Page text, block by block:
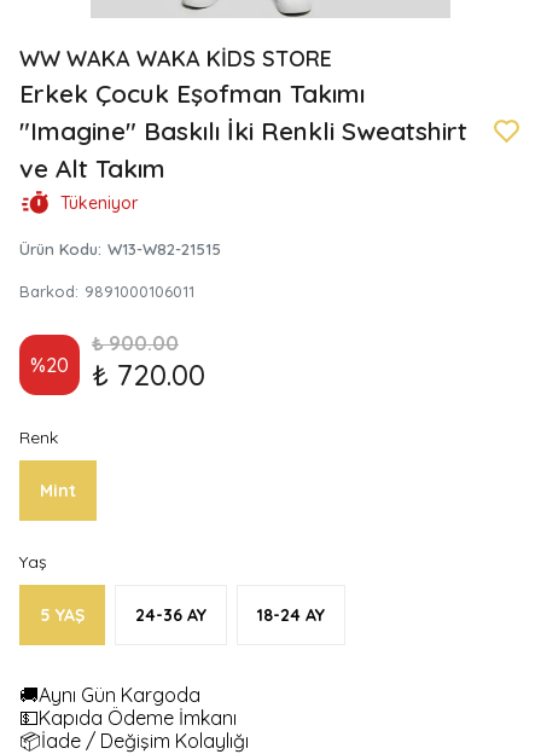
WW WAKA WAKA KİDS STORE
Erkek Çocuk Eşofman Takımı
"Imagine" Baskılı İki Renkli Sweatshirt
ve Alt Takım
Tükeniyor
Ürün Kodu: W13-W82-21515
Barkod: 9891000106011
%20
₺ 900.00
₺ 720.00
Renk
Mint
Yaş
5 YAŞ 24-36 AY 18-24 AY
🚚Aynı Gün Kargoda
💵Kapıda Ödeme İmkanı
📦İade / Değişim Kolaylığı